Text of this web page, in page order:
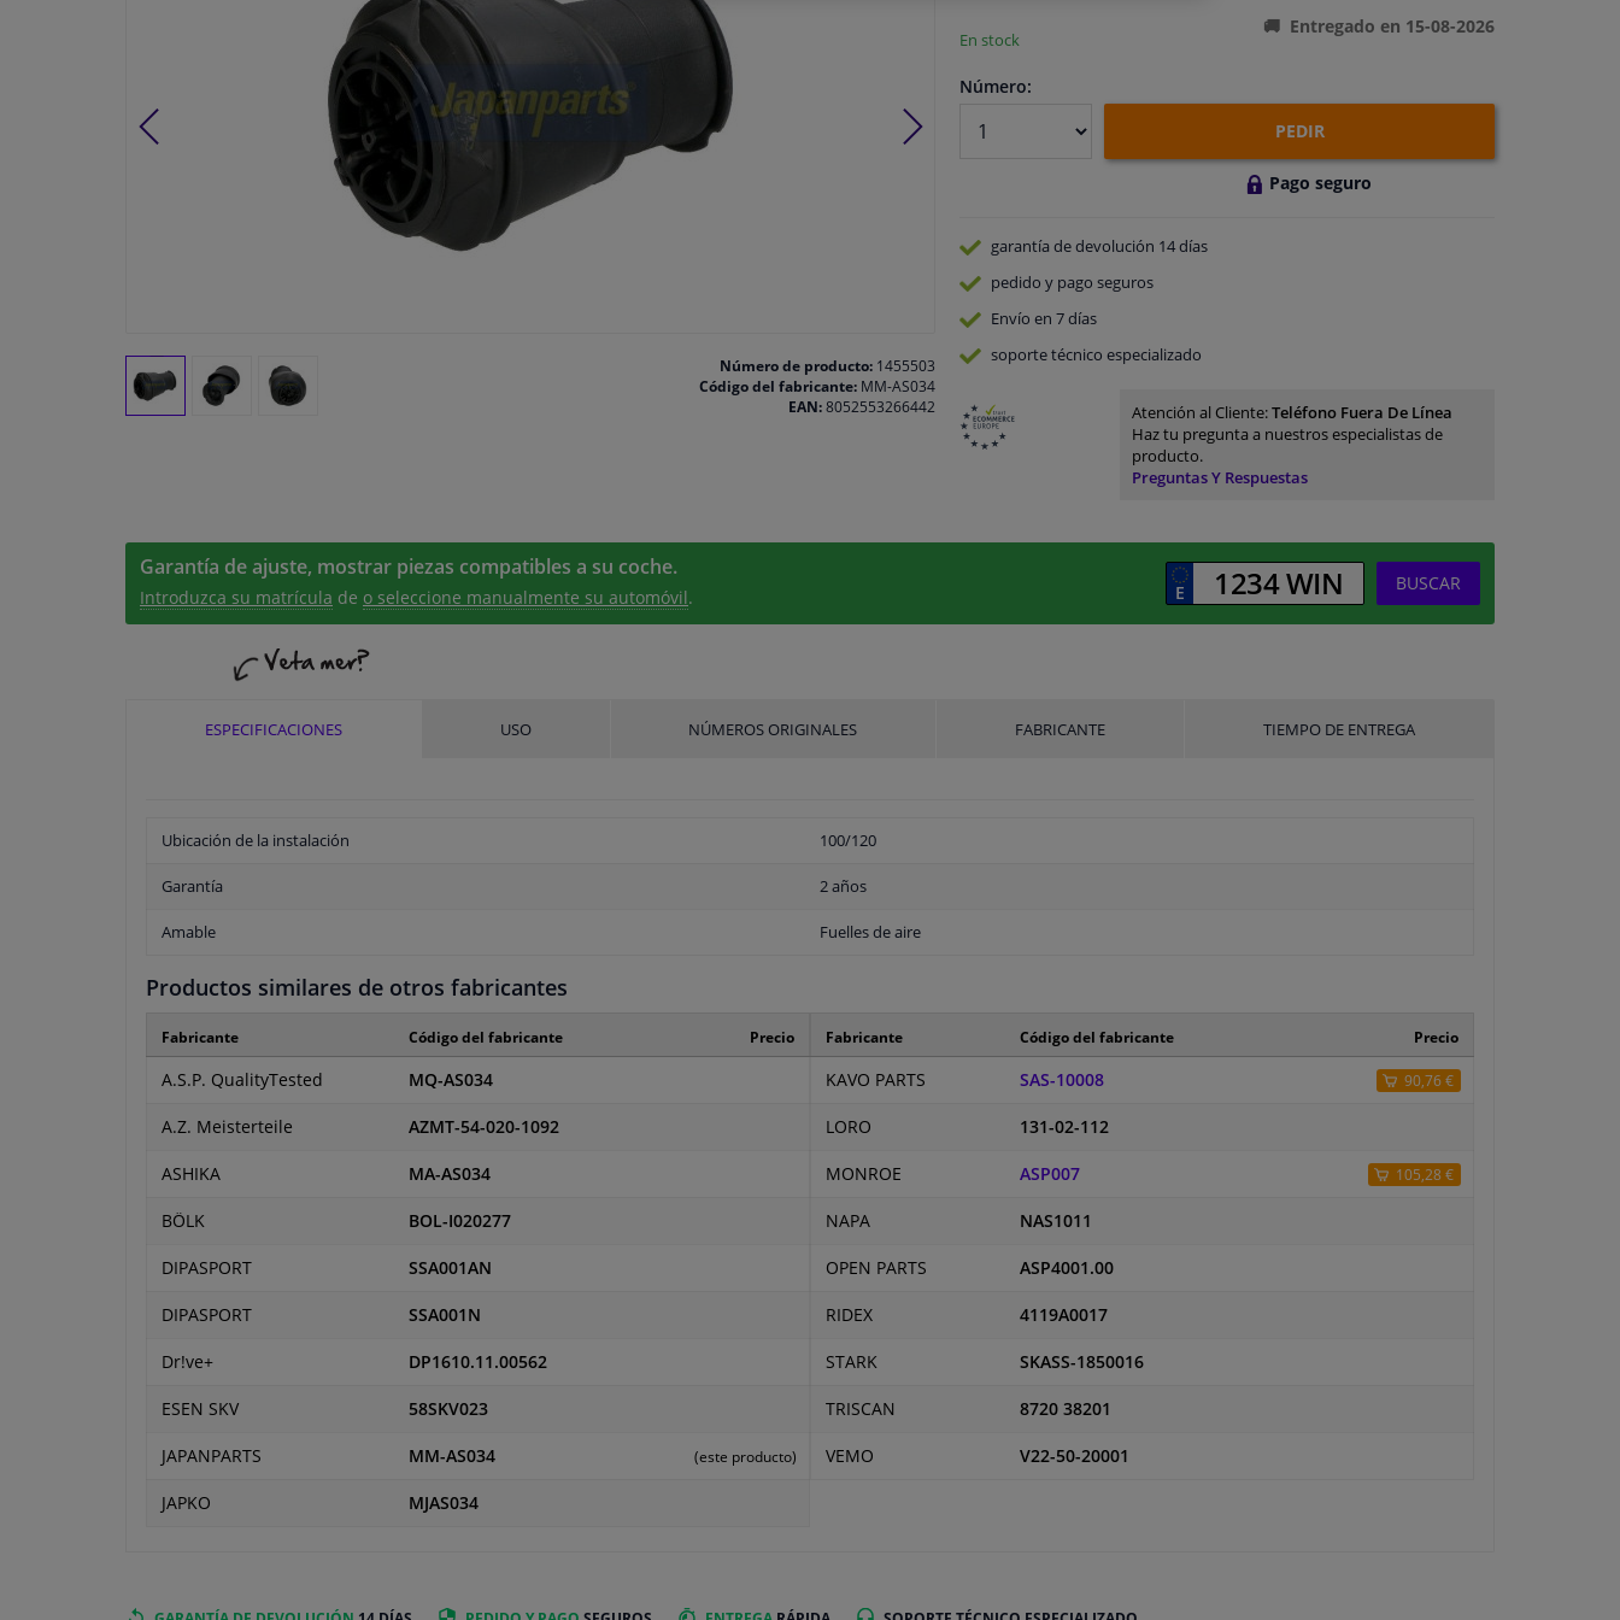
Número de producto:1455503
Código del fabricante:MM-AS034
EAN:8052553266442
En stock
Entregado en 15-08-2026
Número:
PEDIR
Pago seguro
garantía de devolución 14 días
pedido y pago seguros
Envío en 7 días
soporte técnico especializado
Atención al Cliente:Teléfono Fuera De Línea
Haz tu pregunta a nuestros especialistas de
producto.
Preguntas Y Respuestas
Garantía de ajuste, mostrar piezas compatibles a su coche.
Introduzca su matrícula de o seleccione manualmente su automóvil.
BUSCAR
ESPECIFICACIONES USO NÚMEROS ORIGINALES FABRICANTE TIEMPO DE ENTREGA
Ubicación de la instalación 100/120
Garantía 2 años
Amable Fuelles de aire
Productos similares de otros fabricantes
Fabricante Código del fabricante Precio
A.S.P. QualityTested MQ-AS034
A.Z. Meisterteile AZMT-54-020-1092
ASHIKA MA-AS034
BÖLK BOL-I020277
DIPASPORT SSA001AN
DIPASPORT SSA001N
Dr!ve+ DP1610.11.00562
ESEN SKV 58SKV023
JAPANPARTS MM-AS034 (este producto)
JAPKO MJAS034
Fabricante Código del fabricante Precio
KAVO PARTS SAS-10008 90,76 €
LORO 131-02-112
MONROE ASP007 105,28 €
NAPA NAS1011
OPEN PARTS ASP4001.00
RIDEX 4119A0017
STARK SKASS-1850016
TRISCAN 8720 38201
VEMO V22-50-20001